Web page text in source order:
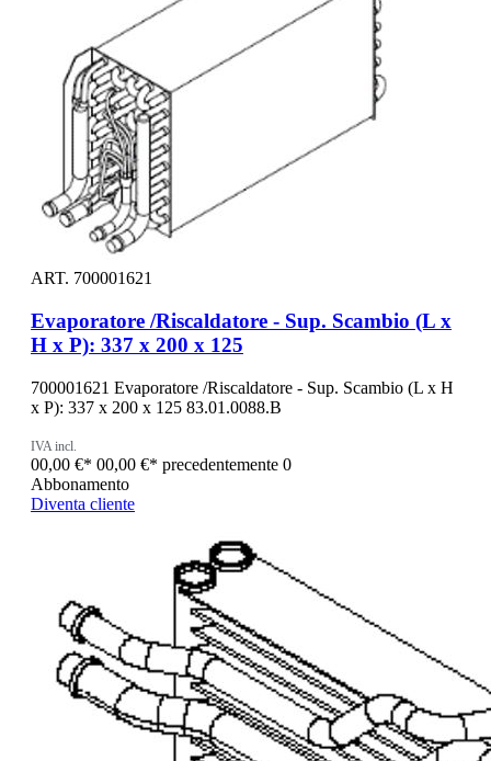
ART. 700001621
Evaporatore /Riscaldatore - Sup. Scambio (L x
H x P): 337 x 200 x 125
700001621 Evaporatore /Riscaldatore - Sup. Scambio (L x H
x P): 337 x 200 x 125 83.01.0088.B
IVA incl.
00,00 €* 00,00 €* precedentemente 0
Abbonamento
Diventa cliente